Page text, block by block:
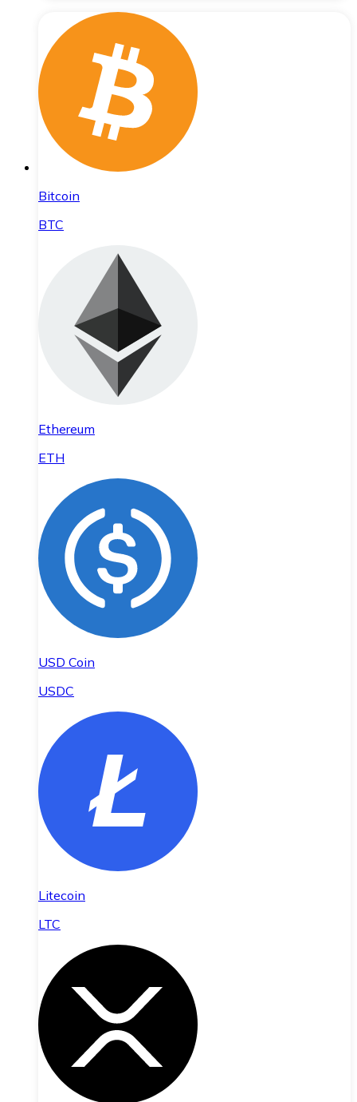
Bitcoin
BTC
Ethereum
ETH
USD Coin
USDC
Litecoin
LTC